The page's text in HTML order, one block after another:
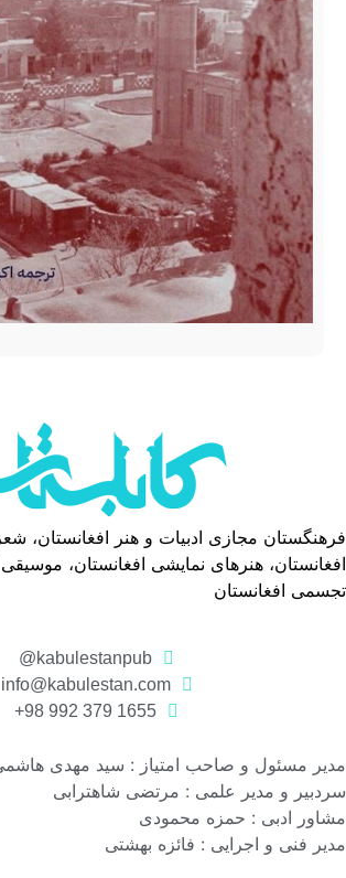
فرهنگستان مجازی ادبیات و هنر افغانستان،
افغانستان، هنرهای نمایشی افغانستان،
تجسمی افغانستان
kabulestanpub@
info@kabulestan.com
1655 379 992 98+
مدیر مسئول و صاحب امتیاز : سید مهدی
سردبیر و مدیر علمی : مرتضی شاهترابی
مشاور ادبی : حمزه محمودی
مدیر فنی و اجرایی : فائزه بهشتی